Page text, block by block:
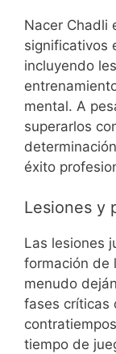
Nacer Chadli
significativos
incluyendo
mental. A
superarlos
éxito
Lesiones y
Las lesiones
formación de
menudo
fases críticas
tiempo de